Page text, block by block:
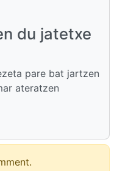
du jatetxe
pare bat jartzen
ateratzen